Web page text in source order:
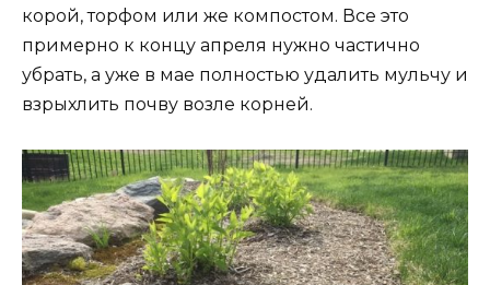
корой, торфом или же компостом. Все это
примерно к концу апреля нужно частично
убрать, а уже в мае полностью удалить мульчу и
взрыхлить почву возле корней.